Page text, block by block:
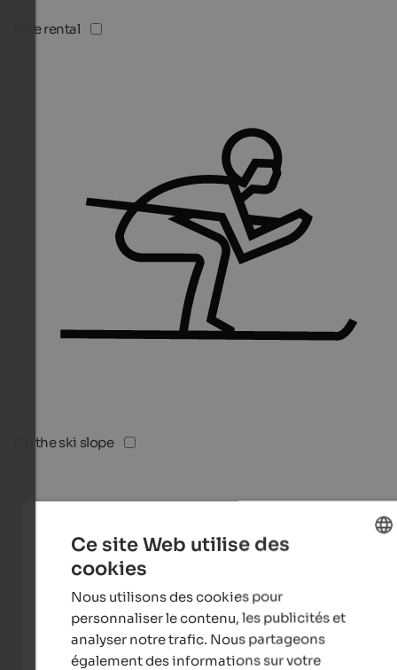
Bike rental
On the ski slope
Ce site Web utilise des
cookies
Nous utilisons des cookies pour
personnaliser le contenu, les publicités et
analyser notre trafic. Nous partageons
également des informations sur votre